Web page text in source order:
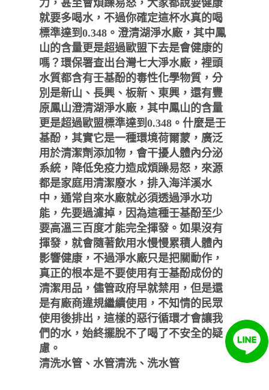
力，甚至會煩躁易怒，大家都說要健康
就要多喝水，不過你確定這杯水真的喝
標準達到0.348。澄清湖淨水廠，其中鳳
山的含量更是超過歐盟下去是會健康的
嗎？環保署查出台灣七大淨水廠，裡頭
水質都含有壬基酚的毒性化學物質，分
別是新山、長興、板新、東興，還有豐
原鳳山澄清湖淨水廠，其中鳳山的含量
更是超過歐盟標準達到0.348。什麼是壬
基酚，其實它是一種環境荷爾蒙，廣泛
用於清潔劑添加物，會干擾人體內分泌
系統，降低免疫力造成煩躁易怒，來源
都是家庭用清潔廢水，排入海洋溪水
中，通常自來水廠就必須透過淨水功
能，先要過濾掉，因為這種壬基酚至少
要高溫三百度才能完全揮發。如果沒有
揮發，就會隨著飲用水慢慢累積人體內
影響健康，不過淨水廠只是把關動作，
真正的根本是不要使用有壬基酚成份的
清潔用品，儘管政府早就禁用，但是還
是有廠商違規繼續使用，不知情的民眾
使用後排出，這樣的惡行循環才會讓我
們的水，始終擺脫不了喝了不安全的疑
慮。
清洗水管、水管清洗、洗水管